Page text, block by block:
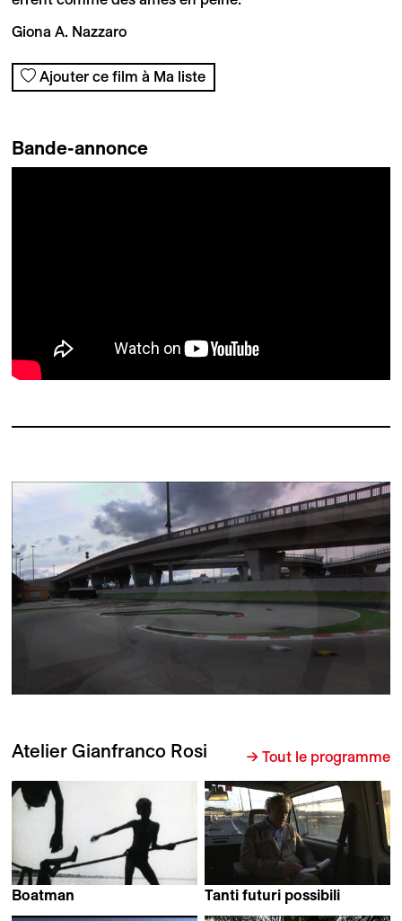
Giona A. Nazzaro
Ajouter ce film à Ma liste
Bande-annonce
Atelier Gianfranco Rosi → Tout le programme
Boatman
Tanti futuri possibili